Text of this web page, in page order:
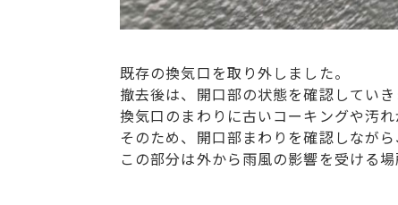
既存の換気口を取り外しました。
撤去後は、開口部の状態を確認していき
換気口のまわりに古いコーキングや汚
そのため、開口部まわりを確認しなが
この部分は外から雨風の影響を受ける